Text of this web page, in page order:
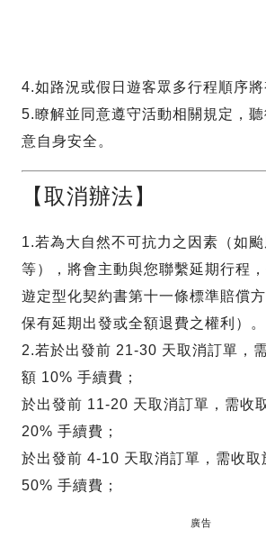
4.如路況或假日遊客眾多行程順序將
5.瞭解並同意遵守活動相關規定，
意自身安全。
【取消辦法】
1.若為大自然不可抗力之因素（如
等），將會主動與您聯繫延期行程
遊定型化契約書第十一條標準賠償
保有延期出發或全額退費之權利）。
2.若於出發前 21-30 天取消訂單，
額 10% 手續費；
於出發前 11-20 天取消訂單，需收
20% 手續費；
於出發前 4-10 天取消訂單，需收取
50% 手續費；
廣告